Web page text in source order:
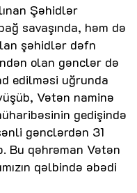
Şəhidlər
savaşında, həm də
şəhidlər dəfn
olan gənclər də
edilməsi uğrunda
Vətən naminə
gedişində
gənclərdən 31
Bu qəhrəman Vətən
qəlbində əbədi